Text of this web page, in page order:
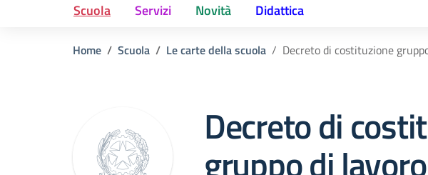
Scuola Servizi Novità Didattica
Home Scuola Le carte della scuola Decreto di costituzione
Decreto di